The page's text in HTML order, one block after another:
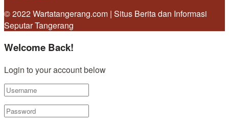
© 2022 Wartatangerang.com | Situs Berita dan Informasi
Seputar Tangerang
Welcome Back!
Login to your account below